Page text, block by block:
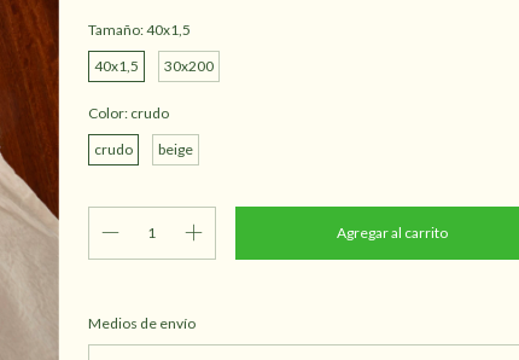
Tamaño:40x1,5
40x1,5
30x200
Color: crudo
crudo
beige
Entregas para el CP:
Medios de envío